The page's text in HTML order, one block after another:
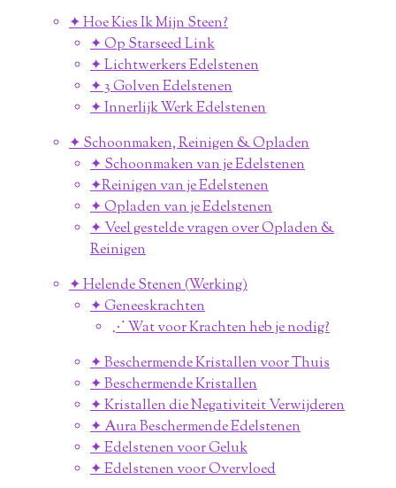
✦ Hoe Kies Ik Mijn Steen?
✦ Op Starseed Link
✦ Lichtwerkers Edelstenen
✦ 3 Golven Edelstenen
✦ Innerlijk Werk Edelstenen
✦ Schoonmaken, Reinigen & Opladen
✦ Schoonmaken van je Edelstenen
✦Reinigen van je Edelstenen
✦ Opladen van je Edelstenen
✦ Veel gestelde vragen over Opladen &
Reinigen
✦ Helende Stenen (Werking)
✦ Geneeskrachten
⋰ Wat voor Krachten heb je nodig?
✦ Beschermende Kristallen voor Thuis
✦ Beschermende Kristallen
✦ Kristallen die Negativiteit Verwijderen
✦ Aura Beschermende Edelstenen
✦ Edelstenen voor Geluk
✦ Edelstenen voor Overvloed